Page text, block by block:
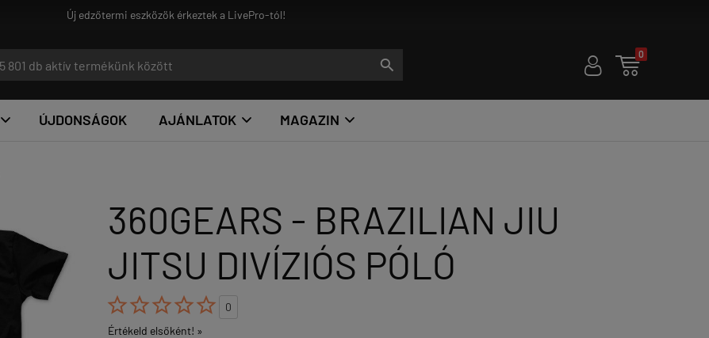
S U 
0
 ÚJDONSÁGOK AJÁNLATOK  MAGAZIN 
360GEARS - BRAZILIAN JIU
JITSU DIVÍZIÓS PÓLÓ

0
Értékeld elsőként! »